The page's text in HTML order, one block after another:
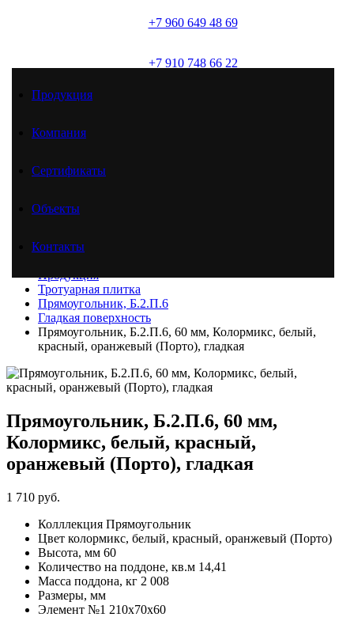
+7 960 649 48 69
+7 910 748 66 22
Продукция
Сертификаты
Продукция
Компания
Сертификаты
Объекты
Контакты
Продукция
Тротуарная плитка
Прямоугольник, Б.2.П.6
Гладкая поверхность
Прямоугольник, Б.2.П.6, 60 мм, Колормикс, белый,
красный, оранжевый (Порто), гладкая
Прямоугольник, Б.2.П.6, 60 мм,
Колормикс, белый, красный,
оранжевый (Порто), гладкая
1 710 руб.
Колллекция Прямоугольник
Цвет колормикс, белый, красный, оранжевый (Порто)
Высота, мм 60
Количество на поддоне, кв.м 14,41
Масса поддона, кг 2 008
Размеры, мм
Элемент №1 210х70х60